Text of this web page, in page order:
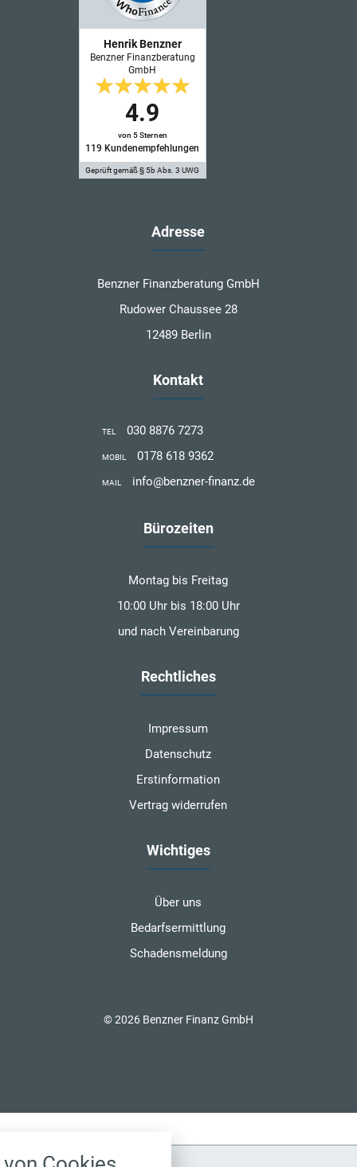
Henrik Benzner
Benzner Finanzberatung
GmbH
4.9
von 5 Sternen
119 Kundenempfehlungen
Geprüft gemäß § 5b Abs. 3 UWG
Adresse
Benzner Finanzberatung GmbH
Rudower Chaussee 28
12489 Berlin
Kontakt
TEL 030 8876 7273
MOBIL 0178 618 9362
MAIL info@benzner-finanz.de
Bürozeiten
Montag bis Freitag
10:00 Uhr bis 18:00 Uhr
und nach Vereinbarung
Rechtliches
Impressum
Datenschutz
Erstinformation
Vertrag widerrufen
Wichtiges
Über uns
Bedarfsermittlung
Schadensmeldung
© 2026 Benzner Finanz GmbH